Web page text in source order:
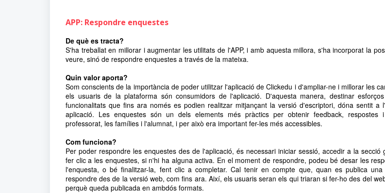
APP: Respondre enquestes
De què es tracta?
S'ha treballat en millorar i augmentar les utilitats de l'APP, i amb aquesta millora, s'ha incorporat la
veure, sinó de respondre enquestes a través de la mateixa.
Quin valor aporta?
Som conscients de la importància de poder utilitzar l'aplicació de Clickedu i d'ampliar-ne i millorar les
els usuaris de la plataforma són consumidors de l'aplicació. D'aquesta manera, destinar
funcionalitats que fins ara només es podien realitzar mitjançant la versió d'escriptori, dóna sentit a
aplicació. Les enquestes són un dels elements més pràctics per obtenir feedback, respostes
professorat, les famílies i l'alumnat, i per això era important fer-les més accessibles.
Com funciona?
Per poder respondre les enquestes des de l'aplicació, és necessari iniciar sessió, accedir a la secció
fer clic a les enquestes, si n'hi ha alguna activa. En el moment de respondre, podeu bé desar les
l'enquesta, o bé finalitzar-la, fent clic a completar. Cal tenir en compte que, quan es publica
respondre des de la versió web, com fins ara. Així, els usuaris seran els qui triaran si fer-ho des del
perquè queda publicada en ambdós formats.